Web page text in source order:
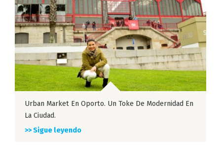
Urban Market En Oporto. Un Toke De Modernidad En
La Ciudad.
>> Sigue leyendo